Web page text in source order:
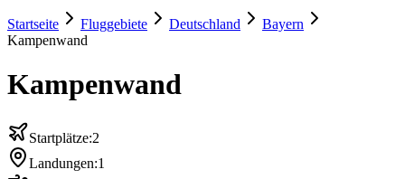
Startseite Fluggebiete Deutschland
Bayern
Kampenwand
Kampenwand
Startplätze:2
Landungen:1